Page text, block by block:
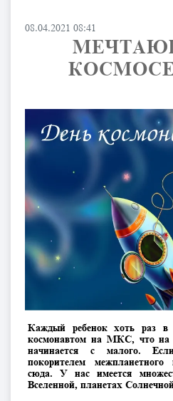
08.04.2021 08:41
Каждый ребенок хоть раз в
космонавтом на МКС, что
начинается с малого.
покорителем межпланетного
сюда. У нас имеется
Вселенной, планетах